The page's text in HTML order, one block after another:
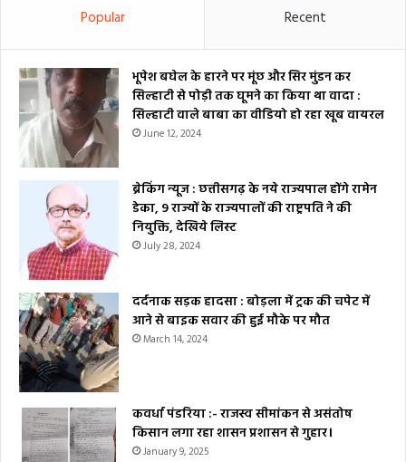
Popular Recent
भूपेश बघेल के हारने पर मूंछ और सिर मुंडन कर
सिल्हाटी से पोड़ी तक घूमने का किया था वादा :
सिल्हाटी वाले बाबा का वीडियो हो रहा खूब वायरल
June 12, 2024
ब्रेकिंग न्यूज : छत्तीसगढ़ के नये राज्यपाल होंगे रामेन
डेका, 9 राज्यों के राज्यपालों की राष्ट्रपति ने की
नियुक्ति, देखिये लिस्ट
July 28, 2024
दर्दनाक सड़क हादसा : बोड़ला में ट्रक की चपेट में
आने से बाइक सवार की हुई मौके पर मौत
March 14, 2024
कवर्धा पंडरिया :- राजस्व सीमांकन से असंतोष
किसान लगा रहा शासन प्रशासन से गुहार।
January 9, 2025